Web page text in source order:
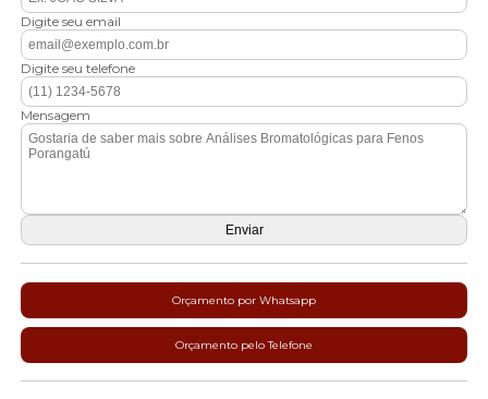
Digite seu email
Digite seu telefone
Mensagem
Orçamento por Whatsapp
Orçamento pelo Telefone